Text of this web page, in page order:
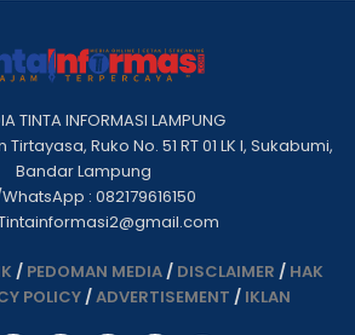
TINTA INFORMASI LAMPUNG
Ruko No. 51 RT 01 LK I, Sukabumi,
Bandar Lampung
: 082179616150
/ PEDOMAN MEDIA/ DISCLAIMER / HAK
POLICY/ADVERTISEMENT / IKLAN